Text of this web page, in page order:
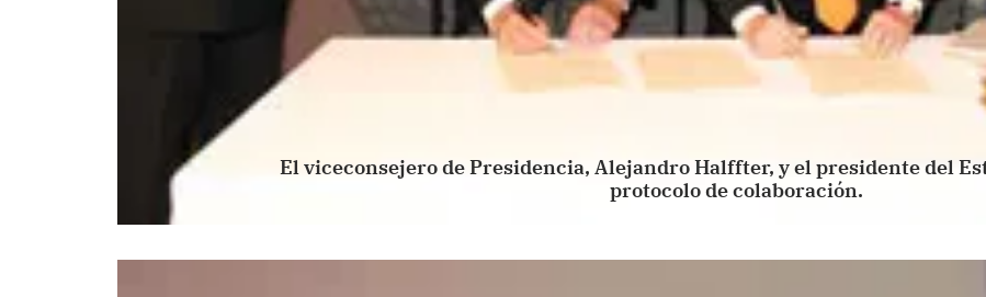
El viceconsejero de Presidencia, Alejandro Halffter, y el presidente del
protocolo de colaboración.